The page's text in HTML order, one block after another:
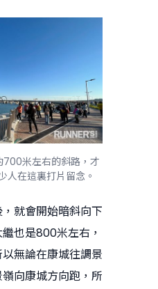
米左右的斜路，才
人在這裏打片留念。
就會開始暗斜向下
也是800米左右，
無論在康城往調景
向康城方向跑，所